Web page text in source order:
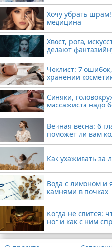
Хочу убрать шрам!
медицина
Хвост, рога,
делают
Чеклист: 7
хранении
Синяки,
массажиста надо
Вечная весна: 6
поможет ли вам
Как ухаживать за
Вода с лимоном и
камнями в почках
Когда не спится:
ног и как с ним